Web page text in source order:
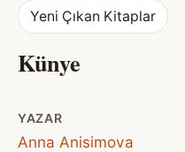
Yeni Çıkan Kitaplar
Künye
YAZAR
Anna Anisimova